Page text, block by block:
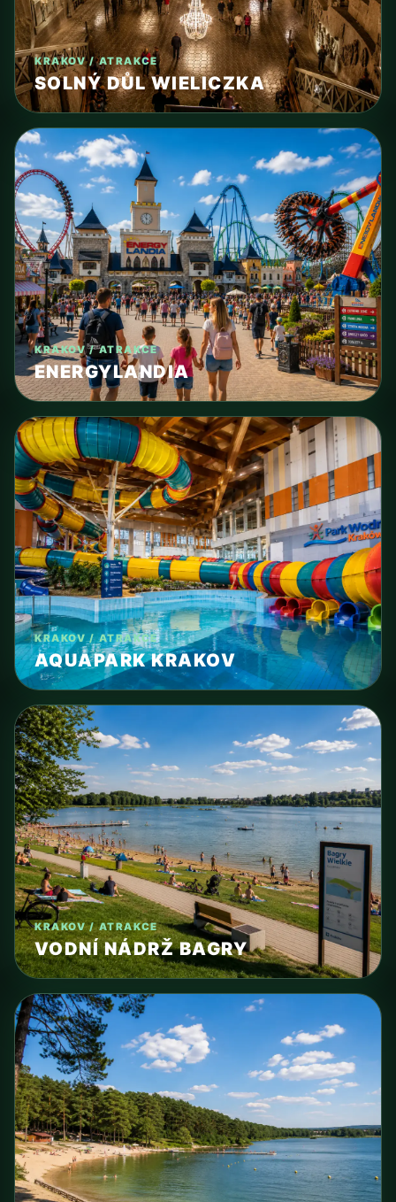
KRAKOV / ATRAKCE
SOLNÝ DŮL WIELICZKA
KRAKOV / ATRAKCE
ENERGYLANDIA
KRAKOV / ATRAKCE
AQUAPARK KRAKOV
KRAKOV / ATRAKCE
VODNÍ NÁDRŽ BAGRY